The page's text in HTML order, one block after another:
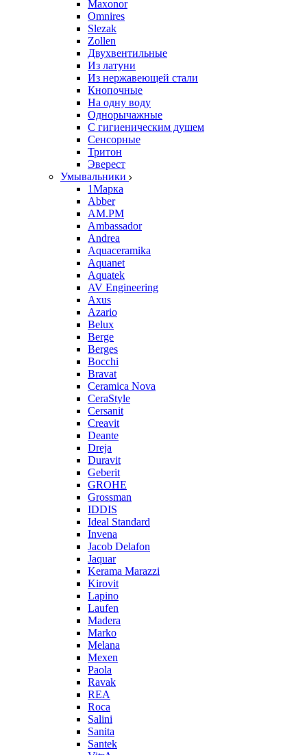
Maxonor
Omnires
Slezak
Zollen
Двухвентильные
Из латуни
Из нержавеющей стали
Кнопочные
На одну воду
Однорычажные
С гигиеническим душем
Сенсорные
Тритон
Эверест
Умывальники
1Марка
Abber
AM.PM
Ambassador
Andrea
Aquaceramika
Aquanet
Aquatek
AV Engineering
Axus
Azario
Belux
Berge
Berges
Bocchi
Bravat
Ceramica Nova
CeraStyle
Cersanit
Creavit
Deante
Dreja
Duravit
Geberit
GROHE
Grossman
IDDIS
Ideal Standard
Invena
Jacob Delafon
Jaquar
Kerama Marazzi
Kirovit
Lapino
Laufen
Madera
Marko
Melana
Mexen
Paola
Ravak
REA
Roca
Salini
Sanita
Santek